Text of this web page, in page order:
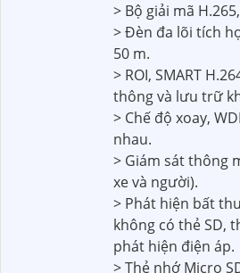
> Bộ giải mã
> Đèn đa lõi tích
50 m.
> ROI, SMART
thông và lưu trữ
> Chế độ xoay,
nhau.
> Giám sát thông
xe và người).
> Phát hiện bất
không có thẻ SD,
phát hiện điện áp.
> Thẻ nhớ Micro